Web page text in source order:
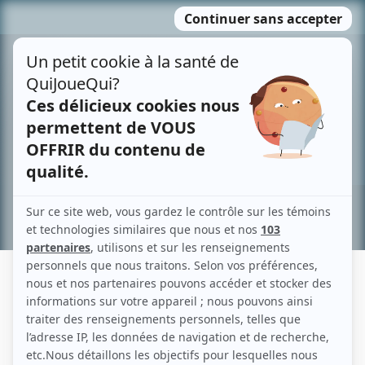
MENU
contenu
Recherche avancée »
MICHEL LESSARD
Liens
Fiche de Michel Lessard sur Showbizz.net